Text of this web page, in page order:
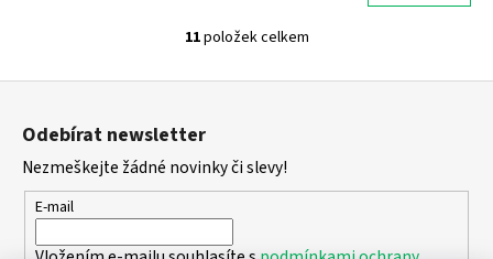
O
v
a
c
11položek celkem
Z
Odebírat newsletter
Nezmeškejte žádné novinky či slevy!
E-mail